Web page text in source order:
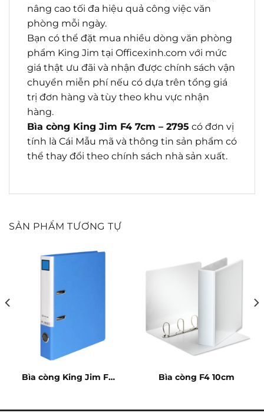
nâng cao tối đa hiệu quả công việc văn
phòng mỗi ngày.
Bạn có thể đặt mua nhiều dòng văn phòng
phẩm King Jim tại Officexinh.com với mức
giá thật ưu đãi và nhận được chính sách vận
chuyển miễn phí nếu có dựa trên tổng giá
trị đơn hàng và tùy theo khu vực nhận
hàng.
Bìa còng King Jim F4 7cm – 2795 có đơn vị
tính là Cái Mẫu mã và thông tin sản phẩm có
thể thay đổi theo chính sách nhà sản xuất.
SẢN PHẨM TƯƠNG TỰ
Bìa còng King Jim F4
Bìa còng F4 10cm